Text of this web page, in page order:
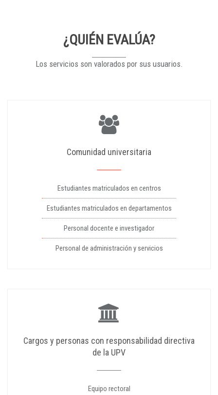
¿QUIÉN EVALÚA?
Los servicios son valorados por sus usuarios.
Comunidad universitaria
Estudiantes matriculados en centros
Estudiantes matriculados en departamentos
Personal docente e investigador
Personal de administración y servicios
Cargos y personas con responsabilidad directiva
de la UPV
Equipo rectoral